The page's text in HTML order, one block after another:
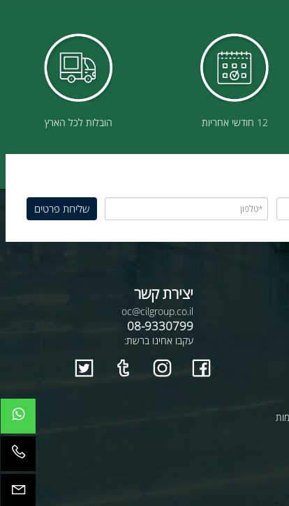
12 חודשי אחריות הובלות לכל הארץ
יצירת קשר
08-9330799